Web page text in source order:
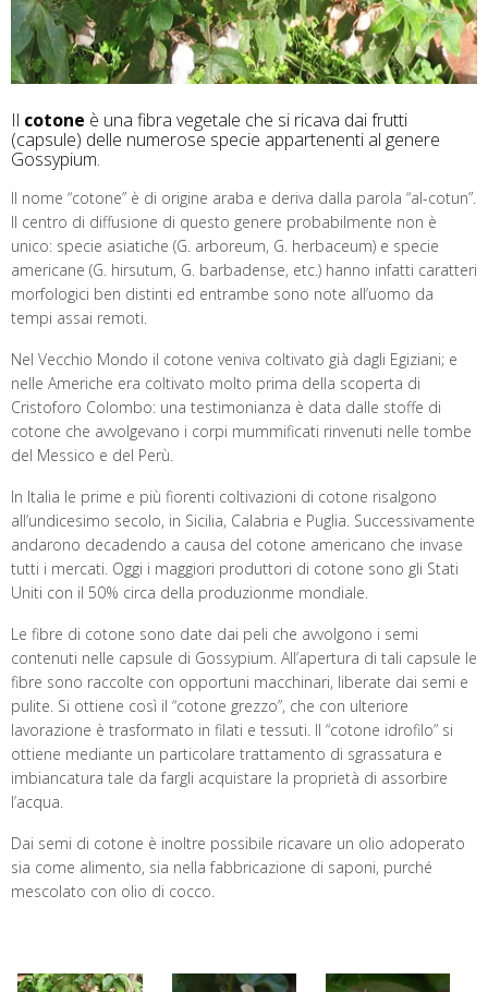
Il cotone è una fibra vegetale che si ricava dai frutti
(capsule) delle numerose specie appartenenti al genere
Gossypium.
Il nome “cotone” è di origine araba e deriva dalla parola “al-cotun”.
Il centro di diffusione di questo genere probabilmente non è
unico: specie asiatiche (G. arboreum, G. herbaceum) e specie
americane (G. hirsutum, G. barbadense, etc.) hanno infatti caratteri
morfologici ben distinti ed entrambe sono note all’uomo da
tempi assai remoti.
Nel Vecchio Mondo il cotone veniva coltivato già dagli Egiziani; e
nelle Americhe era coltivato molto prima della scoperta di
Cristoforo Colombo: una testimonianza è data dalle stoffe di
cotone che avvolgevano i corpi mummificati rinvenuti nelle tombe
del Messico e del Perù.
In Italia le prime e più fiorenti coltivazioni di cotone risalgono
all’undicesimo secolo, in Sicilia, Calabria e Puglia. Successivamente
andarono decadendo a causa del cotone americano che invase
tutti i mercati. Oggi i maggiori produttori di cotone sono gli Stati
Uniti con il 50% circa della produzionme mondiale.
Le fibre di cotone sono date dai peli che avvolgono i semi
contenuti nelle capsule di Gossypium. All’apertura di tali capsule le
fibre sono raccolte con opportuni macchinari, liberate dai semi e
pulite. Si ottiene così il “cotone grezzo”, che con ulteriore
lavorazione è trasformato in filati e tessuti. Il “cotone idrofilo” si
ottiene mediante un particolare trattamento di sgrassatura e
imbiancatura tale da fargli acquistare la proprietà di assorbire
l’acqua.
Dai semi di cotone è inoltre possibile ricavare un olio adoperato
sia come alimento, sia nella fabbricazione di saponi, purché
mescolato con olio di cocco.